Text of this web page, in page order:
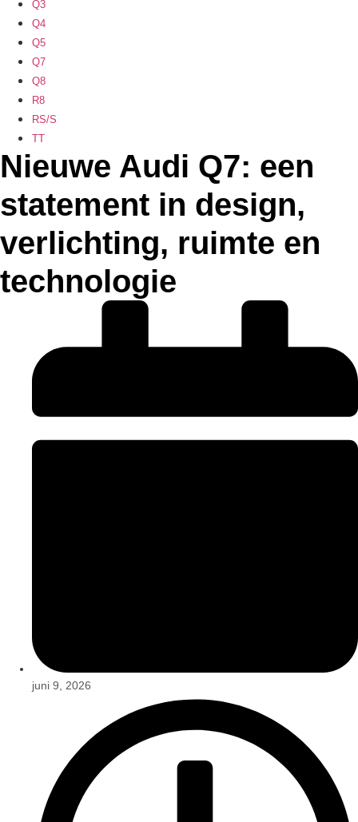
Q3
Q4
Q5
Q7
Q8
R8
RS/S
TT
Nieuwe Audi Q7: een
statement in design,
verlichting, ruimte en
technologie
juni 9, 2026